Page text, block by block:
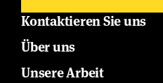
Kontaktieren Sie uns
Über uns
Unsere Arbeit